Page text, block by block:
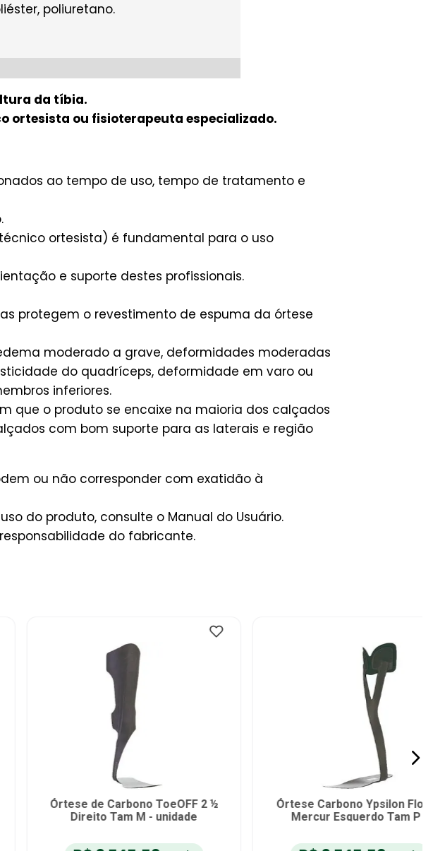
poliuretano.
da tíbia.
ortesista ou fisioterapeuta especializado.
ao tempo de uso, tempo de tratamento e
ortesista) é fundamental para o uso
e suporte destes profissionais.
protegem o revestimento de espuma da órtese
moderado a grave, deformidades moderadas
do quadríceps, deformidade em varo ou
inferiores.
que o produto se encaixe na maioria dos calçados
com bom suporte para as laterais e região
ou não corresponder com exatidão à
do produto, consulte o Manual do Usuário.
do fabricante.
Órtese Carbono Ypsilon Flow ½
Mercur Direito Tam P - unidade
Calha AFO Flexível BracePauher
AC100 Direito Tam M - unidade